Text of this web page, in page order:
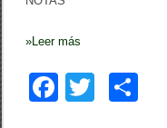
»Leer más
F